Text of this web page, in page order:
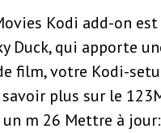
Kodi add-on
Duck, qui apporte
film, votre Kodi-
plus sur le
m 26 Mettre à